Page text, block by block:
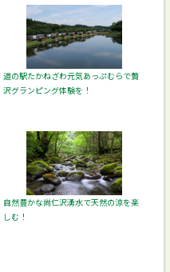
道の駅たかねざわ元気あっぷむらで贅
沢グランピング体験を！
自然豊かな尚仁沢湧水で天然の涼を楽
しむ！